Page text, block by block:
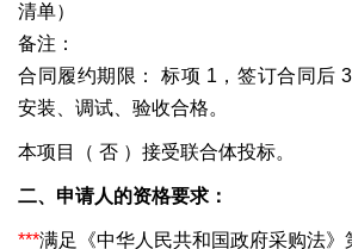
清单）
备注：
合同履约期限：标项 1，签订合同后 3
安装、调试、验收合格。
本项目（ 否 ）接受联合体投标。
二、申请人的资格要求：
***满足《中华人民共和国政府采购法》